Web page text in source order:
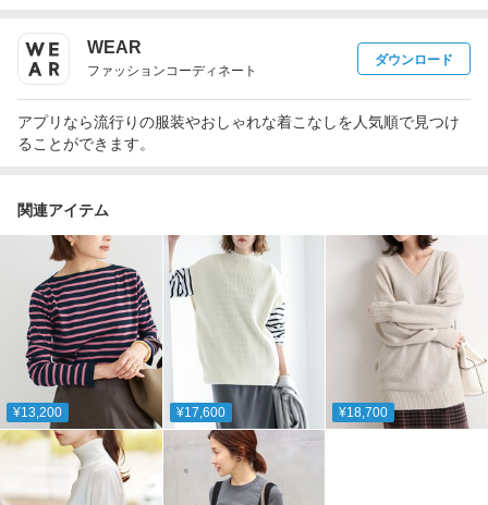
WEAR
ファッションコーディネート
ダウンロード
アプリなら流行りの服装やおしゃれな着こなしを人気順で見つけ
ることができます。
関連アイテム
¥13,200 ¥17,600 ¥18,700